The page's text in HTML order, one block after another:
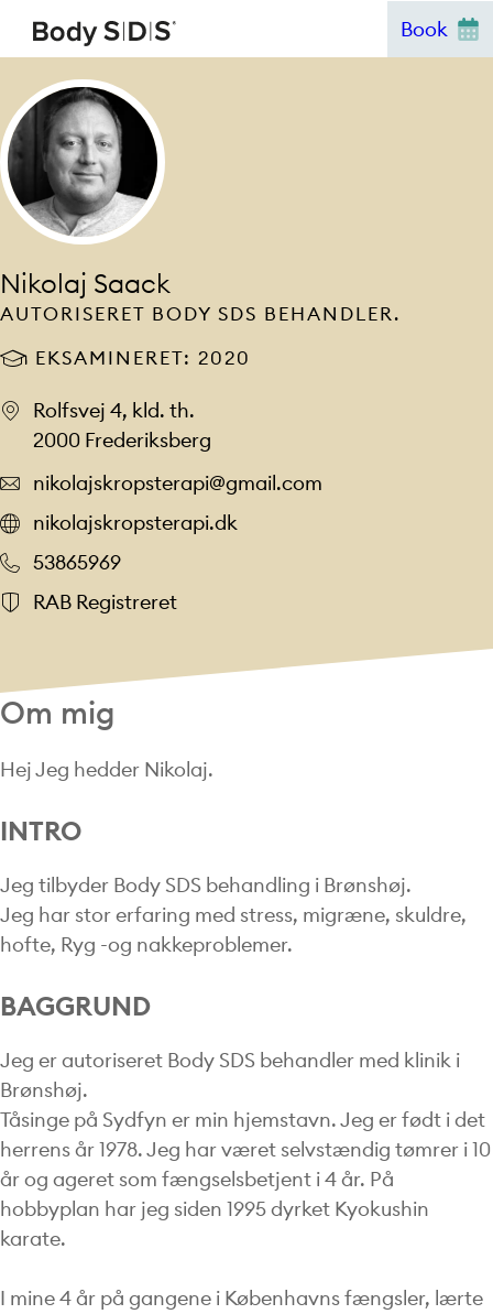
Book
Nikolaj Saack
AUTORISERET BODY SDS BEHANDLER.
EKSAMINERET: 2020
Rolfsvej 4, kld. th.
2000 Frederiksberg
nikolajskropsterapi@gmail.com
nikolajskropsterapi.dk
53865969
RAB Registreret
Om mig
Hej Jeg hedder Nikolaj.
INTRO
Jeg tilbyder Body SDS behandling i Brønshøj.
Jeg har stor erfaring med stress, migræne, skuldre,
hofte, Ryg -og nakkeproblemer.
BAGGRUND
Jeg er autoriseret Body SDS behandler med klinik i
Brønshøj.
Tåsinge på Sydfyn er min hjemstavn. Jeg er født i det
herrens år 1978. Jeg har været selvstændig tømrer i 10
år og ageret som fængselsbetjent i 4 år. På
hobbyplan har jeg siden 1995 dyrket Kyokushin
karate.
I mine 4 år på gangene i Københavns fængsler, lærte